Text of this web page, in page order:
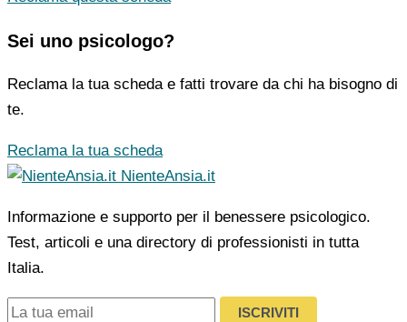
Sei uno psicologo?
Reclama la tua scheda e fatti trovare da chi ha bisogno di
te.
Reclama la tua scheda
NienteAnsia.it
Informazione e supporto per il benessere psicologico.
Test, articoli e una directory di professionisti in tutta
Italia.
ISCRIVITI